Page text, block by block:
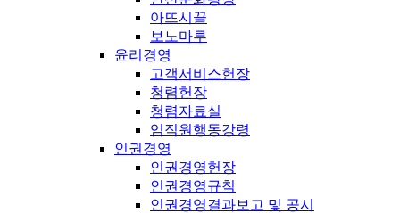
아뜨시끌
보노마루
윤리경영
고객서비스헌장
청렴헌장
청렴자료실
임직원행동강령
인권경영
인권경영헌장
인권경영규칙
인권경영결과보고 및 공시